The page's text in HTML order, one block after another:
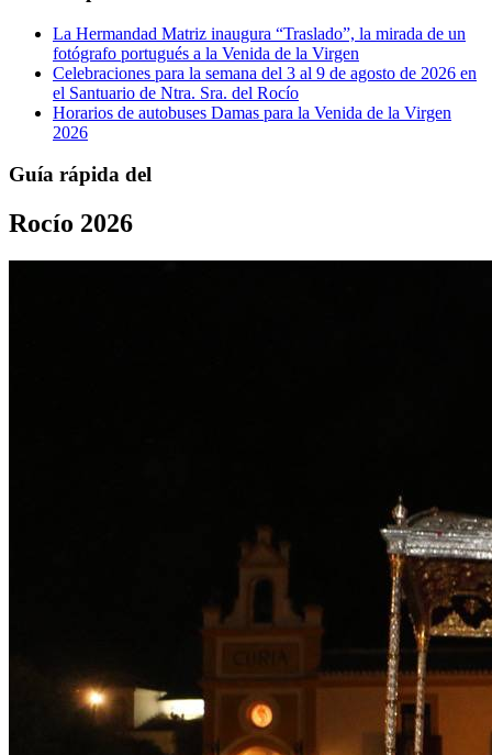
La Hermandad Matriz inaugura “Traslado”, la mirada de un
fotógrafo portugués a la Venida de la Virgen
Celebraciones para la semana del 3 al 9 de agosto de 2026 en
el Santuario de Ntra. Sra. del Rocío
Horarios de autobuses Damas para la Venida de la Virgen
2026
Guía rápida del
Rocío 2026